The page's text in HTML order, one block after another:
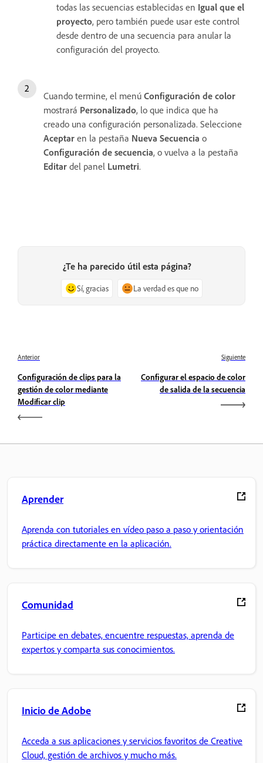
todas las secuencias establecidas en Igual que el
proyecto, pero también puede usar este control
desde dentro de una secuencia para anular la
configuración del proyecto.
Cuando termine, el menú Configuración de color
mostrará Personalizado, lo que indica que ha
creado una configuración personalizada. Seleccione
Aceptar en la pestaña Nueva Secuencia o
Configuración de secuencia, o vuelva a la pestaña
Editar del panel Lumetri.
¿Te ha parecido útil esta página?
Sí, gracias La verdad es que no
Anterior
Configuración de clips para la
gestión de color mediante
Modificar clip
Siguiente
Configurar el espacio de color
de salida de la secuencia
Aprender
Aprenda con tutoriales en vídeo paso a paso y orientación
práctica directamente en la aplicación.
Comunidad
Participe en debates, encuentre respuestas, aprenda de
expertos y comparta sus conocimientos.
Inicio de Adobe
Acceda a sus aplicaciones y servicios favoritos de Creative
Cloud, gestión de archivos y mucho más.